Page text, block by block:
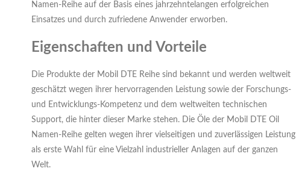
Namen-Reihe auf der Basis eines jahrzehntelangen erfolgreichen
Einsatzes und durch zufriedene Anwender erworben.
Eigenschaften und Vorteile
Die Produkte der Mobil DTE Reihe sind bekannt und werden weltweit
geschätzt wegen ihrer hervorragenden Leistung sowie der Forschungs-
und Entwicklungs-Kompetenz und dem weltweiten technischen
Support, die hinter dieser Marke stehen. Die Öle der Mobil DTE Oil
Namen-Reihe gelten wegen ihrer vielseitigen und zuverlässigen Leistung
als erste Wahl für eine Vielzahl industrieller Anlagen auf der ganzen
Welt.